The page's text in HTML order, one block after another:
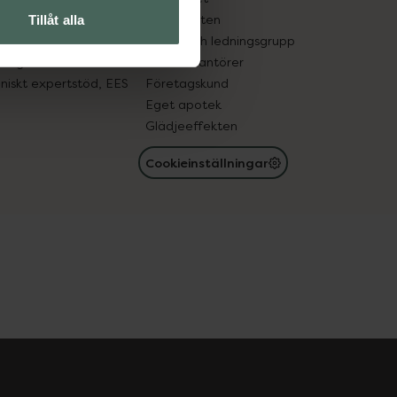
Tillåt alla
in gammal medicin
expertstöd, EES
Samarbeten
Ägare och ledningsgrupp
För leverantörer
Företagskund
Eget apotek
Glädjeeffekten
Cookieinställningar